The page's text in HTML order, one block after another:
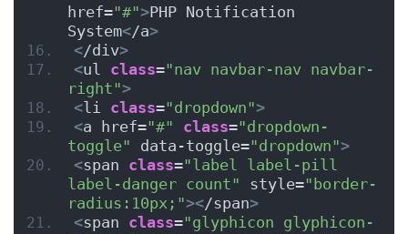
href="#">PHP Notification
System</a>
</div>
<ul class="nav navbar-nav navbar-
right">
<li class="dropdown">
<a href="#" class="dropdown-
toggle" data-toggle="dropdown">
<span class="label label-pill
label-danger count" style="border-
radius:10px;"></span>
<span class="glyphicon glyphicon-